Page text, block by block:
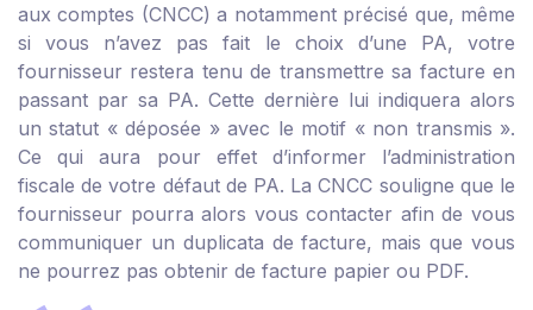
aux comptes (CNCC) a notamment précisé que, même
si vous n’avez pas fait le choix d’une PA, votre
fournisseur restera tenu de transmettre sa facture en
passant par sa PA. Cette dernière lui indiquera alors
un statut « déposée » avec le motif « non transmis ».
Ce qui aura pour effet d’informer l’administration
fiscale de votre défaut de PA. La CNCC souligne que le
fournisseur pourra alors vous contacter afin de vous
communiquer un duplicata de facture, mais que vous
ne pourrez pas obtenir de facture papier ou PDF.